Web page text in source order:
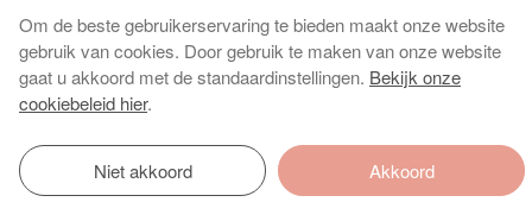
Algemene voorwaarden
Privacy policy
Cookiebeleid
Om de beste gebruikerservaring te bieden maakt onze website
gebruik van cookies. Door gebruik te maken van onze website
gaat u akkoord met de standaardinstellingen. Bekijk onze
cookiebeleid hier.